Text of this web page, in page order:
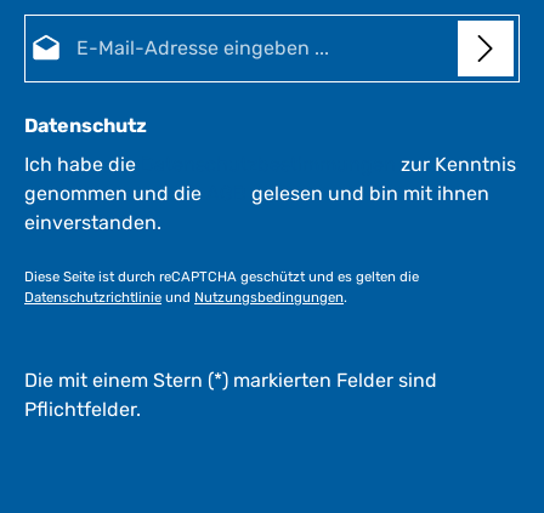
Datenschutz
Ich habe die
zur Kenntnis
genommen und die
gelesen und bin mit ihnen
einverstanden.
Diese Seite ist durch reCAPTCHA geschützt und es gelten die
Datenschutzrichtlinie und Nutzungsbedingungen.
Die mit einem Stern (*) markierten Felder sind
Pflichtfelder.